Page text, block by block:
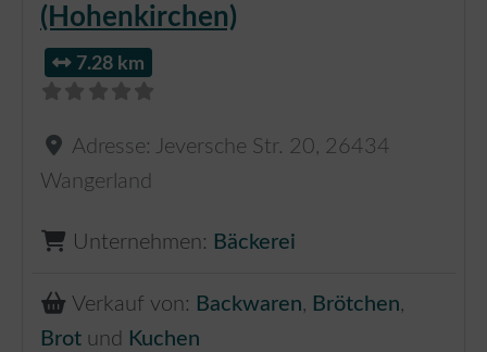
(Hohenkirchen)
7.28 km
Adresse: Jeversche Str. 20, 26434
Wangerland
Unternehmen: Bäckerei
Verkauf von: Backwaren, Brötchen,
Brot und Kuchen